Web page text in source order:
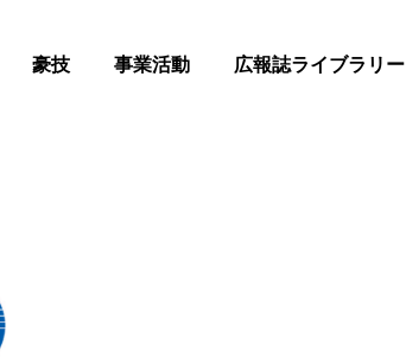
豪技 事業活動 広報誌ライブラリー